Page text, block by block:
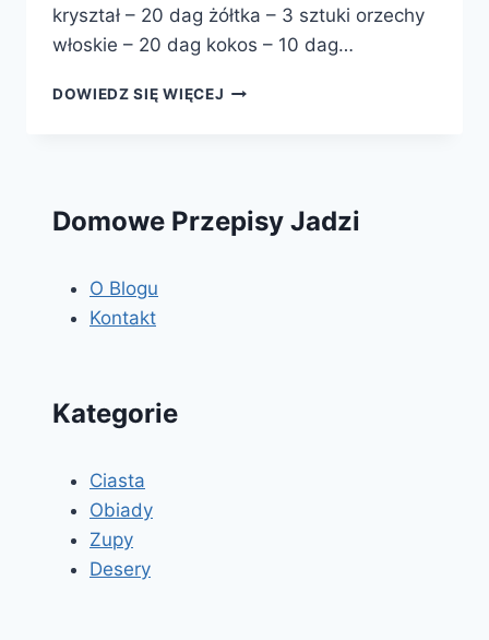
kryształ – 20 dag żółtka – 3 sztuki orzechy
włoskie – 20 dag kokos – 10 dag…
DOWIEDZ SIĘ WIĘCEJ KORA
Domowe Przepisy Jadzi
O Blogu
Kontakt
Kategorie
Ciasta
Obiady
Zupy
Desery